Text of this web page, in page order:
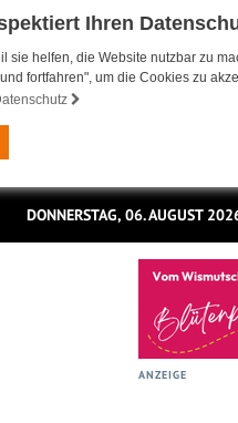
Ihren
sie helfen, die Website nutzbar zu
fortfahren", um die Cookies zu
DONNERSTAG, 06. AUGUST
ANZEIGE